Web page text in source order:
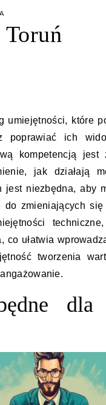
umiejętności, które
poprawiać ich
kompetencją jest
jak działają
jest niezbędna, aby
do zmieniających
co ułatwia
tworzenia
dla